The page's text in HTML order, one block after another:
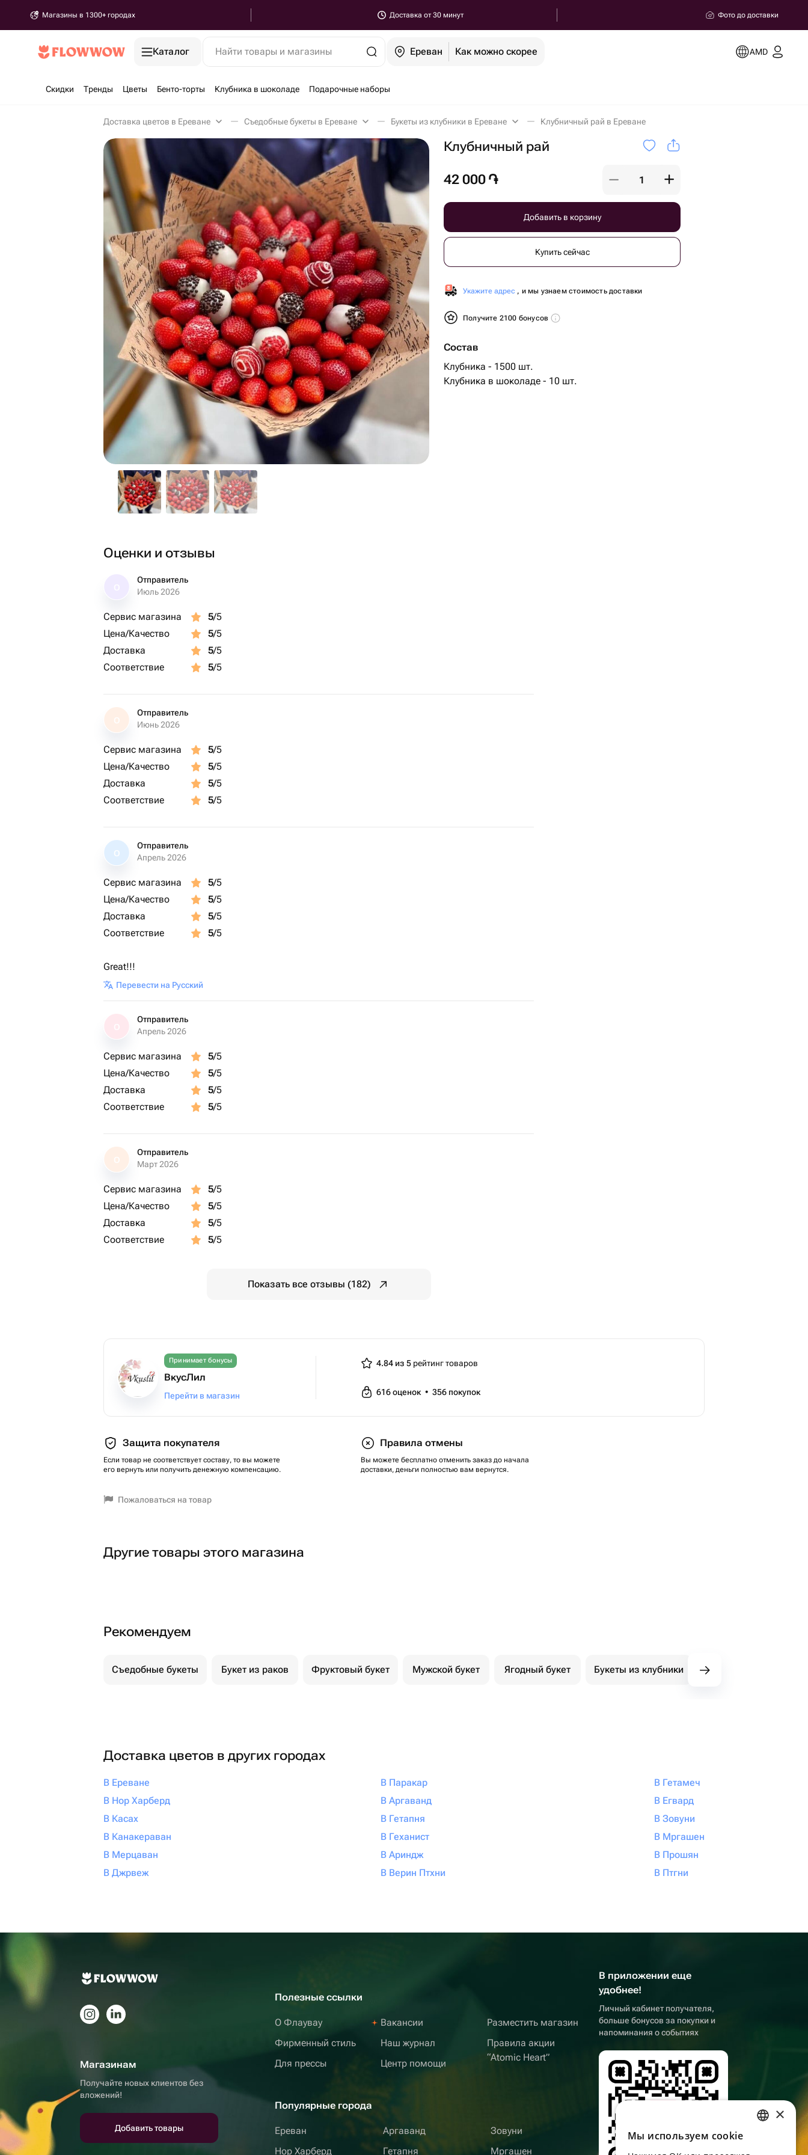
Магазины в 1300+ городах Доставка от 30 минут Фото до доставки
Каталог Найти товары и магазины Ереван Как можно скорее AMD
Скидки Тренды Цветы Бенто-торты Клубника в шоколаде Подарочные наборы
Доставка цветов в Ереване Съедобные букеты в Ереване Букеты из клубники в Ереване Клубничный рай в Ереване
Клубничный рай
42 000 ֏
Добавить в корзину
Купить сейчас
Укажите адрес , и мы узнаем стоимость доставки
Получите 2100 бонусов
Состав
Клубника - 1500 шт.
Клубника в шоколаде - 10 шт.
Оценки и отзывы
Отправитель
Июль 2026
Сервис магазина 5/5
Цена/Качество
5/5
Доставка
5/5
Соответствие
5/5
О
Отправитель
Июнь 2026
Сервис магазина 5/5
Цена/Качество
5/5
Доставка
5/5
Соответствие
5/5
О
Отправитель
Апрель 2026
Сервис магазина 5/5
Цена/Качество
5/5
Доставка
5/5
Соответствие
5/5
Great!!!
Перевести на Русский
Отправитель
Апрель 2026
Сервис магазина 5/5
Цена/Качество
5/5
Доставка
5/5
Соответствие
5/5
О
Отправитель
Март 2026
Сервис магазина 5/5
Цена/Качество
5/5
Доставка
5/5
Соответствие
5/5
Показать все отзывы (182)
Принимает бонусы
ВкусЛил
Перейти в магазин
4.84 из 5 рейтинг товаров
616оценок • 356 покупок
Защита покупателя
Если товар не соответствует составу, то вы можете
его вернуть или получить денежную компенсацию.
Правила отмены
Вы можете бесплатно отменить заказ до начала
доставки, деньги полностью вам вернутся.
Пожаловаться на товар
Другие товары этого магазина
Рекомендуем
Съедобные букеты Букет из раков Фруктовый букет Мужской букет Ягодный букет Букеты из клубники Букет из конфет
Доставка цветов в других городах
В Ереване
В Нор Харберд
В Касах
В Канакераван
В Мерцаван
В Джрвеж
В Паракар
В Аргаванд
В Гетапня
В Геханист
В Ариндж
В Верин Птхни
В Гетамеч
В Егвард
В Зовуни
В Мргашен
В Прошян
В Птгни
Магазинам
Получайте новых клиентов без
вложений!
Добавить товары
Полезные ссылки
О Флаувау
Фирменный стиль
Для прессы
Вакансии
Наш журнал
Центр помощи
Разместить магазин
Правила акции
“Atomic Heart”
Популярные города
Ереван
Нор Харберд
Аргаванд
Гетапня
Зовуни
Мргашен
В приложении еще
удобнее!
Личный кабинет получателя,
больше бонусов за покупки и
напоминания о событиях
×
Мы используем сookie